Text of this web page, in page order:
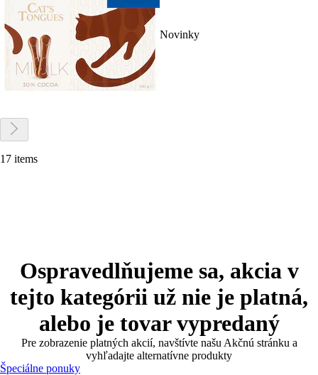
Novinky
17 items
Ospravedlňujeme sa, akcia v
tejto kategórii už nie je platná,
alebo je tovar vypredaný
Pre zobrazenie platných akcií, navštívte našu Akčnú stránku a
vyhľadajte alternatívne produkty
Špeciálne ponuky